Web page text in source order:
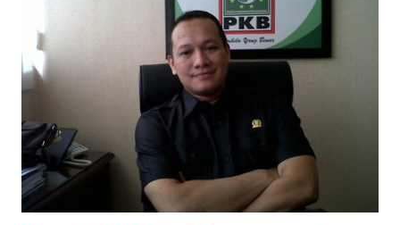
uang tetangga 500 ribu, agar anaknya bisa ikut ujian.
"Kasihan dia sudah tidak punya ayah, ibunya saudara saya,
kerja sebagai pembantu rumah tangga. Tolong dibantu mas,
agar uang bisa kembali,"ungkapnya. Perihal adanya
penarikan uang iuran untuk pembangunan gedung sekolah,
dibenarkan oleh Atika Fadhilah siswa kelas XI saat
diwawancarai. "Benar, bilangnya wajib Rp 1,5 juta dan waktu
terakh...